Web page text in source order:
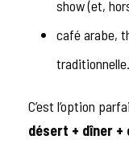
show (et,
café arabe,
C’est l’option
désert + dîner +